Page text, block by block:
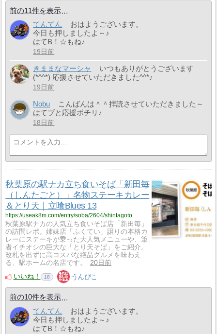
前の11件を表示
てんてん
おはようございます。
今日も押しましたよ～♪
はてB！☆もね♪
19日前
きままなマーシャ
いつもありがとうございます
(*^^*) 応援させていただきました^^*♪
19日前
Nobu
こんばんは＾＾拝読させていただきました～
はてブと応援ポチリ♪
18日前
秋葉原の駅ナカ立ち食いそば「新田毎
（しんたごと）」名物ステーキカレー
＆とり天｜立喰Blues 13
https://useak8m.com/entry/soba/2604/shintagoto
秋葉原駅ナカの人気立ち食いそば店「新田毎」
の訪問レポ。姉妹店「ふくてい」譲りの本格カ
レーにステーキが乗った大人気メニューや、筆
者イチオシの巨大な「とり天そば」をご紹介。
改札を出ずに高コスパな絶品グルメを味わえ
る、駅ホームの名店です。
20日前
いいね！
18 うんぴこ
前の10件を表示
てんてん
おはようございます。
今日も押しましたよ～♪
はてB！☆もね♪